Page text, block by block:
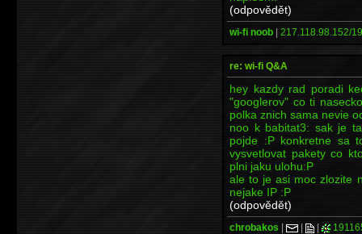
(odpovědět)
wi-fi noob | 217.118.98.152/
re: wi-fi Q&A
hey kazdy rad poradi
"googlerov" co ti
polka znich sama nevie
noo k babitat3: sak je
pojde :P konkretne sa
vysvetlovat pakety co
plni jaku ulohu:P
ale to je asi moc zlozite
nejake IP :P
(odpovědět)
chrobakos | | |